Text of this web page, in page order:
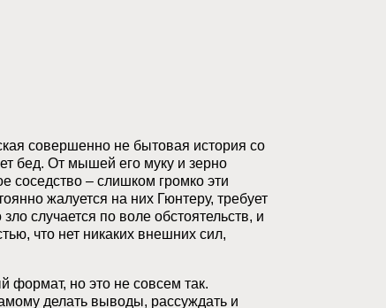
совершенно не бытовая история со
бед. От мышей его муку и зерно
соседство – слишком громко эти
жалуется на них Гюнтеру, требует
случается по воле обстоятельств, и
что нет никаких внешних сил,
формат, но это не совсем так.
делать выводы, рассуждать и